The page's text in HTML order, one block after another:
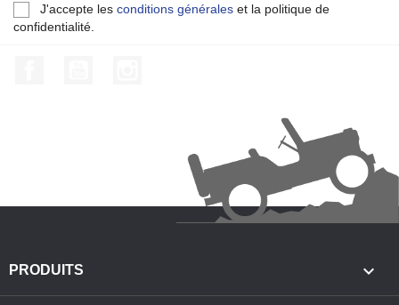
J'accepte les conditions générales et la politique de
confidentialité.
PRODUITS 